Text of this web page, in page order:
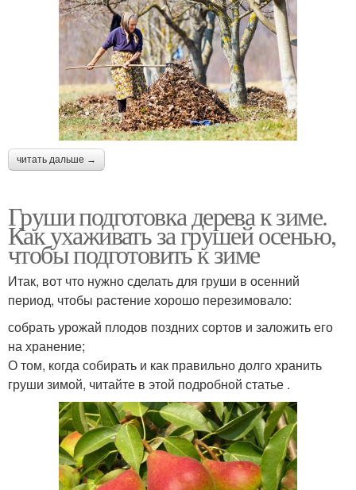
читать дальше →
Груши подготовка дерева к зиме.
Как ухаживать за грушей осенью,
чтобы подготовить к зиме
Итак, вот что нужно сделать для груши в осенний
период, чтобы растение хорошо перезимовало:
собрать урожай плодов поздних сортов и заложить его
на хранение;
О том, когда собирать и как правильно долго хранить
груши зимой, читайте в этой подробной статье .